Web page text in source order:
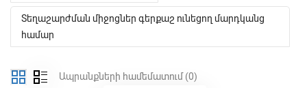
Տեղաշարժման միջոցներ գերքաշ ունեցող մարդկանց
համար
Ապրանքների համեմատում(0)